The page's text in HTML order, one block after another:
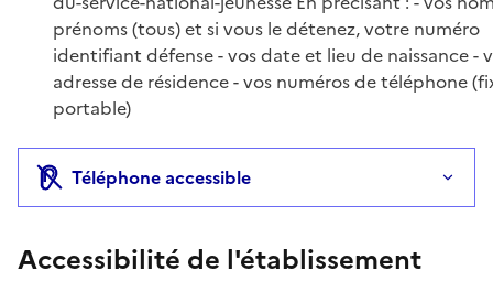
prénoms (tous) et si vous le détenez, votre numéro
identifiant défense - vos date et lieu de naissance -
adresse de résidence - vos numéros de téléphone
portable)
Téléphone accessible
Accessibilité de l'établissement